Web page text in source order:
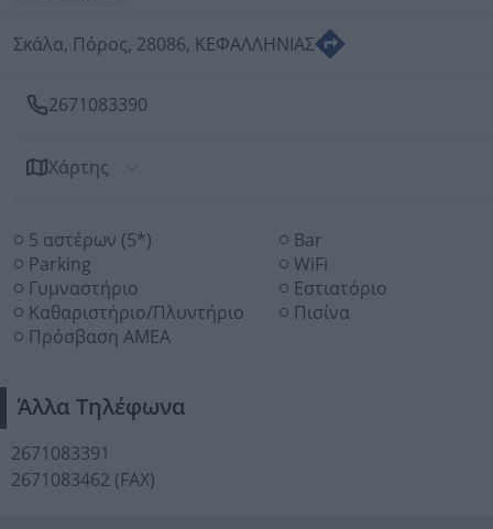
Σκάλα, Πόρος, 28086, ΚΕΦΑΛΛΗΝΙΑΣ
2671083390
Χάρτης
5 αστέρων (5*)
Bar
Parking
WiFi
Γυμναστήριο
Εστιατόριο
Καθαριστήριο/Πλυντήριο
Πισίνα
Πρόσβαση ΑΜΕΑ
Άλλα Τηλέφωνα
2671083391
2671083462 (FAX)